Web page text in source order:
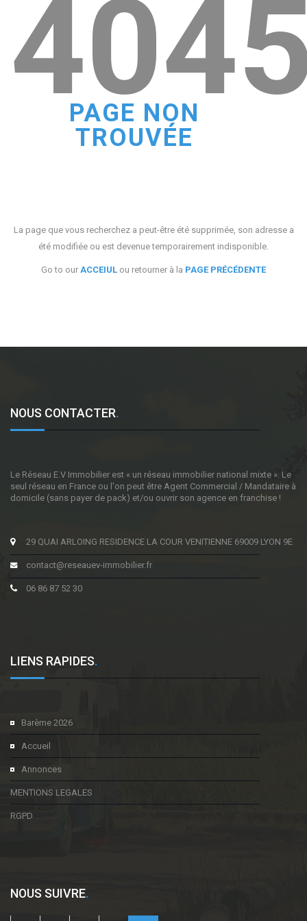
PAGE NON
TROUVÉE
La page que vous recherchez a peut-être été supprimée, son adresse a
été modifiée ou est devenue temporairement indisponible.
Go to our ACCEIUL ou retourner à la PAGE PRÉCÉDENTE
NOUS CONTACTER.
Le Réseau E.V Immobilier est « un réseau immobilier national mixte ». Le
seul réseau en France ou l'on peut être Agent Commercial / Mandataire à
domicile (sans payer de pack) et/ou ouvrir son agence en franchise !
29 QUAI ARLOING RESIDENCE LA COUR VENITIENNE 69009 LYON 9E
contact@reseauev-immobilier.fr
06 86 87 52 30
LIENS RAPIDES.
Barème 2026
Accueil
Annonces
MENTIONS LEGALES
RGPD
NOUS SUIVRE.